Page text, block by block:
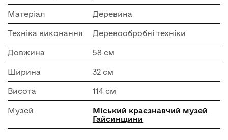
Матеріал Деревина
Техніка виконання Деревообробні техніки
Довжина 58 см
Ширина 32 см
Висота 114 см
Музей
Міський краєзнавчий музей
Гайсинщини